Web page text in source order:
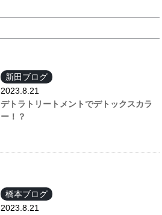
新田ブログ
2023.8.21
デトラトリートメントでデトックスカラ
ー！？
橋本ブログ
2023.8.21